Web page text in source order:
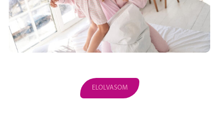
ELOLVASOM